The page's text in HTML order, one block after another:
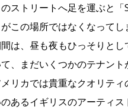
ストリートへ足を運ぶと
この場所ではなくなって
は、昼も夜もひっそりと
、まだいくつかのテナン
リカでは貴重なクオリテ
あるイギリスのアーティ